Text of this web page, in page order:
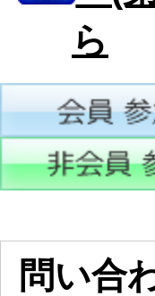
ら
問い合